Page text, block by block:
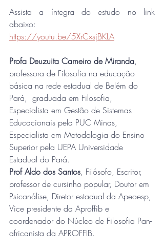
Assista a íntegra do estudo no link
abaixo:
https://youtu.be/5XrCxsjBKLA
Profa Deuzuita Carneiro de Miranda,
professora de Filosofia na educação
básica na rede estadual de Belém do
Pará,  graduada em Filosofia,
Especialista em Gestão de Sistemas
Educacionais pela PUC Minas,
Especialista em Metodologia do Ensino
Superior pela UEPA Universidade
Estadual do Pará.
Prof Aldo dos Santos, Filósofo, Escritor,
professor de cursinho popular, Doutor em
Psicanálise, Diretor estadual da Apeoesp,
Vice presidente da Aproffib e
coordenador do Núcleo de Filosofia Pan-
africanista da APROFFIB.